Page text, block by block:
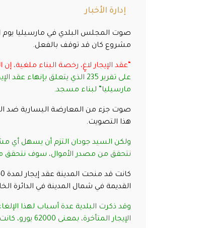
إدارة الأخبار
صوت المجلس البلدي في مارسيليا يوم
مشروع كان قد توقف بالفعل.
“عقد الإيجار لاغٍ، رخصة البناء ملغية،
على تقرير 235 الذي يتعلق
مارسيليا” لبناء مسجد.
صوت جزء من المعارضة اليسارية ضد
هذا التصويت.
ولكن السيد جودان التزم أن يسهل أي
نتحقق من مصدر الأموال، سوف نتحقق
القديمة في شمال المدينة في الدائرة
وقد ذكرت البلدية عدة أسباب لهذا
الإيجار المتأخرة، بمعنى 62000 يورو، كانت قد تعهدت في رسالة أن تصحح وضعها قبل نهاية العام.